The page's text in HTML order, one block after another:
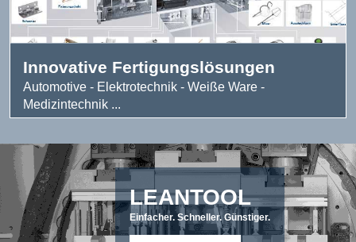
Innovative Fertigungslösungen
Automotive - Elektrotechnik - Weiße Ware -
Medizintechnik ...
LEANTOOL
Einfacher. Schneller. Günstiger.